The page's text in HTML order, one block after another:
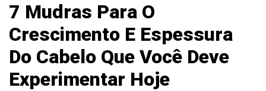
7 Mudras Para O
Crescimento E Espessura
Do Cabelo Que Você Deve
Experimentar Hoje